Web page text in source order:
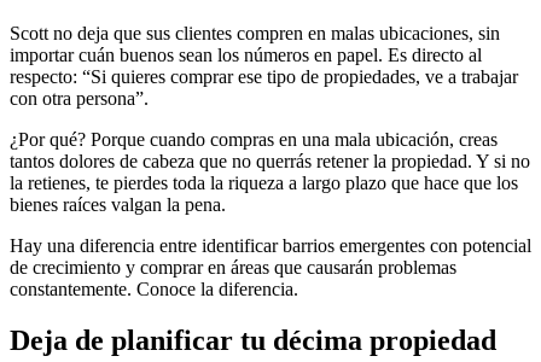
Scott no deja que sus clientes compren en malas ubicaciones, sin
importar cuán buenos sean los números en papel. Es directo al
respecto: “Si quieres comprar ese tipo de propiedades, ve a trabajar
con otra persona”.
¿Por qué? Porque cuando compras en una mala ubicación, creas
tantos dolores de cabeza que no querrás retener la propiedad. Y si no
la retienes, te pierdes toda la riqueza a largo plazo que hace que los
bienes raíces valgan la pena.
Hay una diferencia entre identificar barrios emergentes con potencial
de crecimiento y comprar en áreas que causarán problemas
constantemente. Conoce la diferencia.
Deja de planificar tu décima propiedad